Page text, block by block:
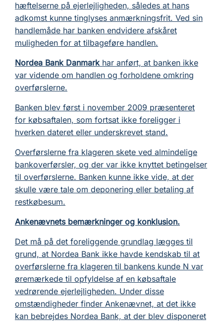
hæftelserne på ejerlejligheden, således at hans
adkomst kunne tinglyses anmærkningsfrit. Ved sin
handlemåde har banken endvidere afskåret
muligheden for at tilbageføre handlen.
Nordea Bank Danmarkhar anført, at banken ikke
var vidende om handlen og forholdene omkring
overførslerne.
Banken blev først i november 2009 præsenteret
for købsaftalen, som fortsat ikke foreligger i
hverken dateret eller underskrevet stand.
Overførslerne fra klageren skete ved almindelige
bankoverførsler, og der var ikke knyttet betingelser
til overførslerne. Banken kunne ikke vide, at der
skulle være tale om deponering eller betaling af
restkøbesum.
Ankenævnets bemærkninger og konklusion.
Det må på det foreliggende grundlag lægges til
grund, at Nordea Bank ikke havde kendskab til at
overførslerne fra klageren til bankens kunde N var
øremærkede til opfyldelse af en købsaftale
vedrørende ejerlejligheden. Under disse
omstændigheder finder Ankenævnet, at det ikke
kan bebrejdes Nordea Bank, at der blev disponeret